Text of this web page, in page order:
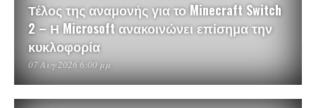
Τέλος της αναμονής για το Minecraft Switch
2 – Η Microsoft ανακοινώνει επίσημα την
κυκλοφορία
07 Αυγ 2026 6:00 μμ